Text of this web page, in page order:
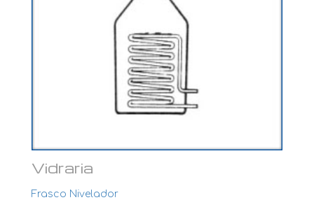
Vidraria
Frasco Nivelador